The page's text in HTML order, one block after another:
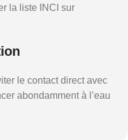
la liste INCI sur
le contact direct avec
abondamment à l’eau